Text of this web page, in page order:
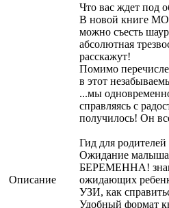
Описание
Что вас ждет под
В новой книге
можно съесть
абсолютная
расскажут!
Помимо
в этот
...мы
справляясь с
получилось! Он
Гид для родителей
Ожидание
БЕРЕМЕННА!
ожидающих
УЗИ, как
Удобный формат